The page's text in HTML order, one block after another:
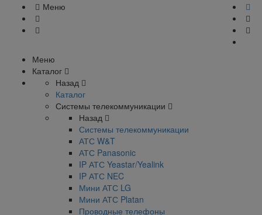
Меню
Меню
Каталог
Назад
Каталог
Системы телекоммуникации
Назад
Системы телекоммуникации
АТС W&T
АТС Panasonic
IP АТС Yeastar/Yealink
IP АТС NEC
Мини АТС LG
Мини АТС Platan
Проводные телефоны